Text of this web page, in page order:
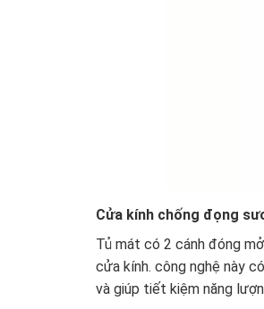
Cửa kính chống đọng
Tủ mát có 2 cánh đóng
cửa kính. công nghệ này
và giúp tiết kiệm năng